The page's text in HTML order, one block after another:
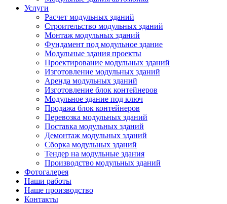
Услуги
Расчет модульных зданий
Строительство модульных зданий
Монтаж модульных зданий
Фундамент под модульное здание
Модульные здания проекты
Проектирование модульных зданий
Изготовление модульных зданий
Аренда модульных зданий
Изготовление блок контейнеров
Модульное здание под ключ
Продажа блок контейнеров
Перевозка модульных зданий
Поставка модульных зданий
Демонтаж модульных зданий
Сборка модульных зданий
Тендер на модульные здания
Производство модульных зданий
Фотогалерея
Наши работы
Наше производство
Контакты